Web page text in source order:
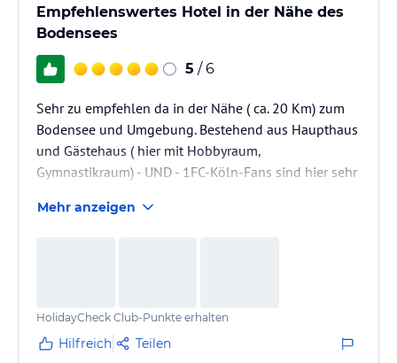
Empfehlenswertes Hotel in der Nähe des
Bodensees
5 / 6
Sehr zu empfehlen da in der Nähe ( ca. 20 Km) zum
Bodensee und Umgebung. Bestehend aus Haupthaus
und Gästehaus ( hier mit Hobbyraum,
Gymnastikraum) - UND - 1FC-Köln-Fans sind hier sehr
Mehr anzeigen
HolidayCheck Club-Punkte erhalten
Hilfreich Teilen